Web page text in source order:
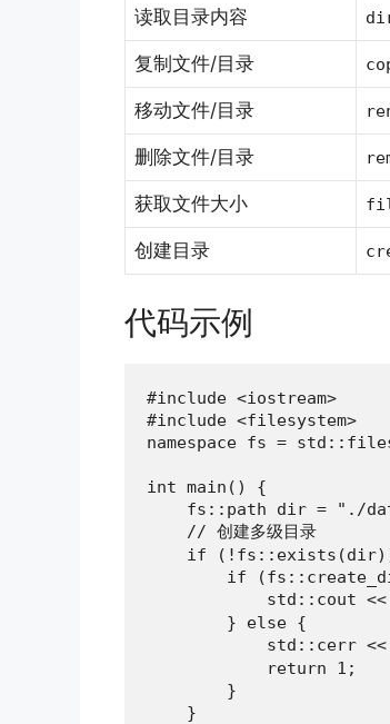
读取目录内容
复制文件/目录
移动文件/目录
删除文件/目录
获取文件大小
创建目录
代码示例
#include <iostream>
#include <filesystem>
namespace fs =
int main() {
fs::path dir = "./
    // 创建多级目录
if
if
std::cout <<
        } else {
std::cerr <<
            return 1;
        }
    }